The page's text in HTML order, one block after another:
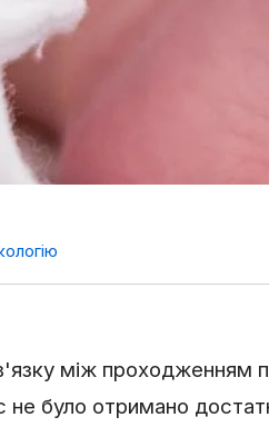
між проходженням
не було отримано